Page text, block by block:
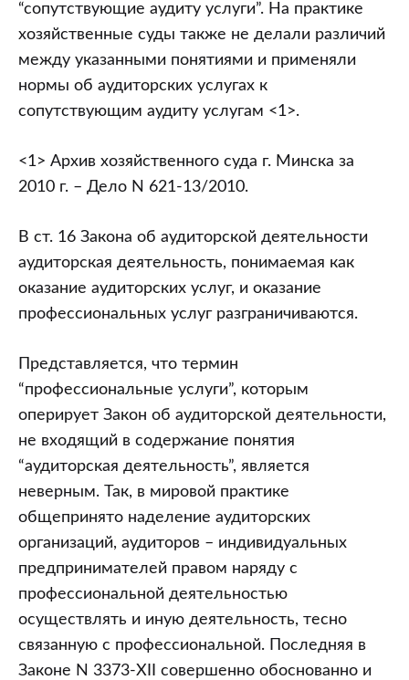
“сопутствующие аудиту услуги”. На практике
хозяйственные суды также не делали различий
между указанными понятиями и применяли
нормы об аудиторских услугах к
сопутствующим аудиту услугам <1>.
<1> Архив хозяйственного суда г. Минска за
2010 г. – Дело N 621-13/2010.
В ст. 16 Закона об аудиторской деятельности
аудиторская деятельность, понимаемая как
оказание аудиторских услуг, и оказание
профессиональных услуг разграничиваются.
Представляется, что термин
“профессиональные услуги”, которым
оперирует Закон об аудиторской деятельности,
не входящий в содержание понятия
“аудиторская деятельность”, является
неверным. Так, в мировой практике
общепринято наделение аудиторских
организаций, аудиторов – индивидуальных
предпринимателей правом наряду с
профессиональной деятельностью
осуществлять и иную деятельность, тесно
связанную с профессиональной. Последняя в
Законе N 3373-XII совершенно обоснованно и